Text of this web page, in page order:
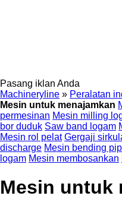
Pasang iklan Anda
Machineryline » Peralatan
Mesin untuk menajamkan
permesinan Mesin milling
bor duduk Saw band logam
Mesin rol pelat Gergaji
discharge Mesin bending
logam Mesin membosankan
Mesin untuk